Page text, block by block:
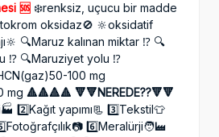
🆘 ❄️renksiz, uçucu bir madde
oksidaz🚫 🔆oksidatif
🔍Maruz kalınan miktar ⁉️ 🔍
⁉️ 🔍Maruziyet yolu ⁉️
100 mg
mg 🔺🔺🔺🔺 🔻🔻NEREDE??🔻🔻
2️⃣Kağıt yapımı📃 3️⃣Tekstil👕
6️⃣Meralürji🧑‍🏭